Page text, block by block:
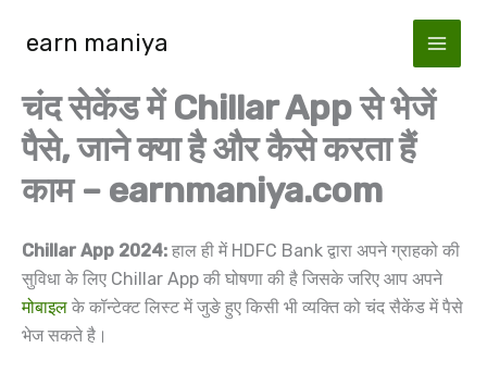
earn maniya
चंद सेकेंड में Chillar App से भेजें
पैसे, जाने क्या है और कैसे करता हैं
काम – earnmaniya.com
Chillar App 2024: हाल ही में HDFC Bank द्वारा अपने ग्राहको की
सुविधा के लिए Chillar App की घोषणा की है जिसके जरिए आप अपने
मोबाइल के कॉन्टेक्ट लिस्ट में जुङे हुए किसी भी व्यक्ति को चंद सैकेंड में पैसे
भेज सकते है।